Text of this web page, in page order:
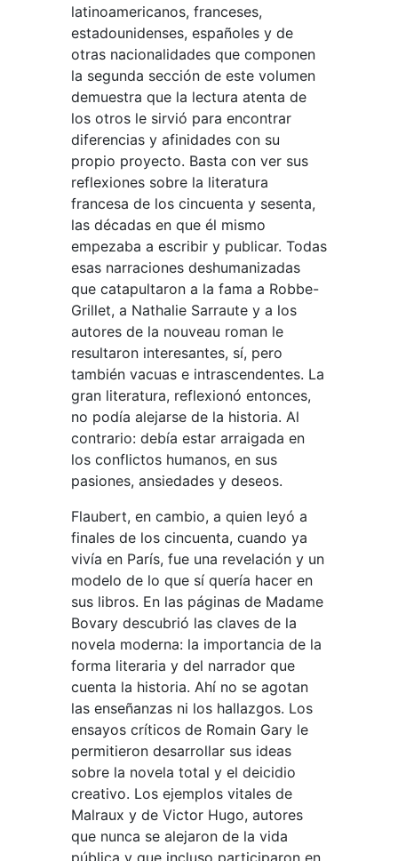
latinoamericanos, franceses,
estadounidenses, españoles y de
otras nacionalidades que componen
la segunda sección de este volumen
demuestra que la lectura atenta de
los otros le sirvió para encontrar
diferencias y afinidades con su
propio proyecto. Basta con ver sus
reflexiones sobre la literatura
francesa de los cincuenta y sesenta,
las décadas en que él mismo
empezaba a escribir y publicar. Todas
esas narraciones deshumanizadas
que catapultaron a la fama a Robbe-
Grillet, a Nathalie Sarraute y a los
autores de la nouveau roman le
resultaron interesantes, sí, pero
también vacuas e intrascendentes. La
gran literatura, reflexionó entonces,
no podía alejarse de la historia. Al
contrario: debía estar arraigada en
los conflictos humanos, en sus
pasiones, ansiedades y deseos.
Flaubert, en cambio, a quien leyó a
finales de los cincuenta, cuando ya
vivía en París, fue una revelación y un
modelo de lo que sí quería hacer en
sus libros. En las páginas de Madame
Bovary descubrió las claves de la
novela moderna: la importancia de la
forma literaria y del narrador que
cuenta la historia. Ahí no se agotan
las enseñanzas ni los hallazgos. Los
ensayos críticos de Romain Gary le
permitieron desarrollar sus ideas
sobre la novela total y el deicidio
creativo. Los ejemplos vitales de
Malraux y de Victor Hugo, autores
que nunca se alejaron de la vida
pública y que incluso participaron en